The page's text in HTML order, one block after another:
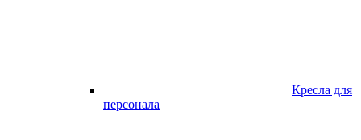
Кресла для
персонала